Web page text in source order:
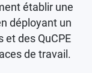
établir une
déployant un
et des QuCPE
de travail.